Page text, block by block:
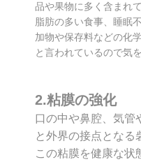
品や果物に多く含まれて
脂肪の多い食事、睡眠
加物や保存料などの化
と言われているので気
2.粘膜の強化
口の中や鼻腔、気管
と外界の接点となる
この粘膜を健康な状